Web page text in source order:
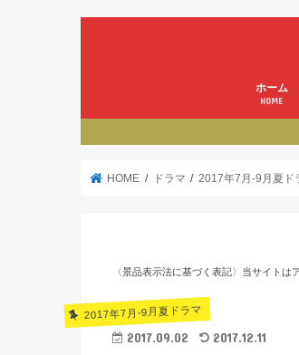
ホーム
HOME
HOME ドラマ 2017年7月-9月夏ド
〈景品表示法に基づく表記〉当サイトは
2017年7月-9月夏ドラマ
2017.09.02 2017.12.11